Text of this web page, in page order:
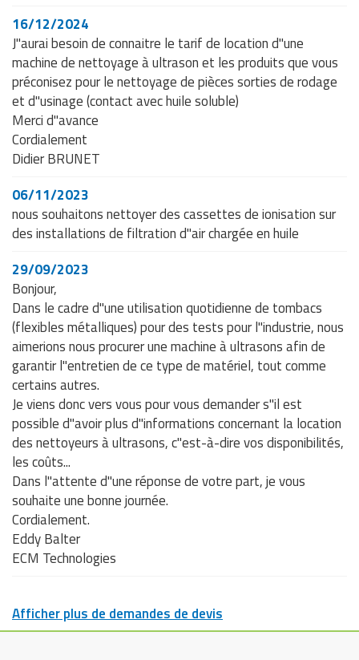
16/12/2024
J"aurai besoin de connaitre le tarif de location d"une
machine de nettoyage à ultrason et les produits que vous
préconisez pour le nettoyage de pièces sorties de rodage
et d"usinage (contact avec huile soluble)
Merci d"avance
Cordialement
Didier BRUNET
06/11/2023
nous souhaitons nettoyer des cassettes de ionisation sur
des installations de filtration d"air chargée en huile
29/09/2023
Bonjour,
Dans le cadre d"une utilisation quotidienne de tombacs
(flexibles métalliques) pour des tests pour l"industrie, nous
aimerions nous procurer une machine à ultrasons afin de
garantir l"entretien de ce type de matériel, tout comme
certains autres.
Je viens donc vers vous pour vous demander s"il est
possible d"avoir plus d"informations concernant la location
des nettoyeurs à ultrasons, c"est-à-dire vos disponibilités,
les coûts...
Dans l"attente d"une réponse de votre part, je vous
souhaite une bonne journée.
Cordialement.
Eddy Balter
ECM Technologies
Afficher plus de demandes de devis